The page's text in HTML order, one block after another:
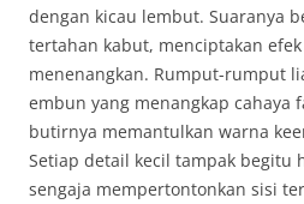
dengan kicau lembut. Suaranya
tertahan kabut, menciptakan
menenangkan. Rumput-rumput
embun yang menangkap cahaya
butirnya memantulkan warna
Setiap detail kecil tampak begitu
sengaja mempertontonkan sisi